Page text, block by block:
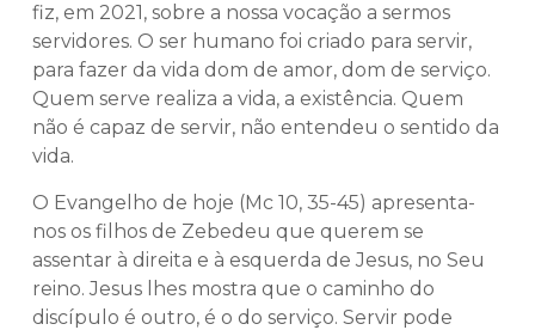
fiz, em 2021, sobre a nossa vocação a sermos
servidores. O ser humano foi criado para servir,
para fazer da vida dom de amor, dom de serviço.
Quem serve realiza a vida, a existência. Quem
não é capaz de servir, não entendeu o sentido da
vida.
O Evangelho de hoje (Mc 10, 35-45) apresenta-
nos os filhos de Zebedeu que querem se
assentar à direita e à esquerda de Jesus, no Seu
reino. Jesus lhes mostra que o caminho do
discípulo é outro, é o do serviço. Servir pode